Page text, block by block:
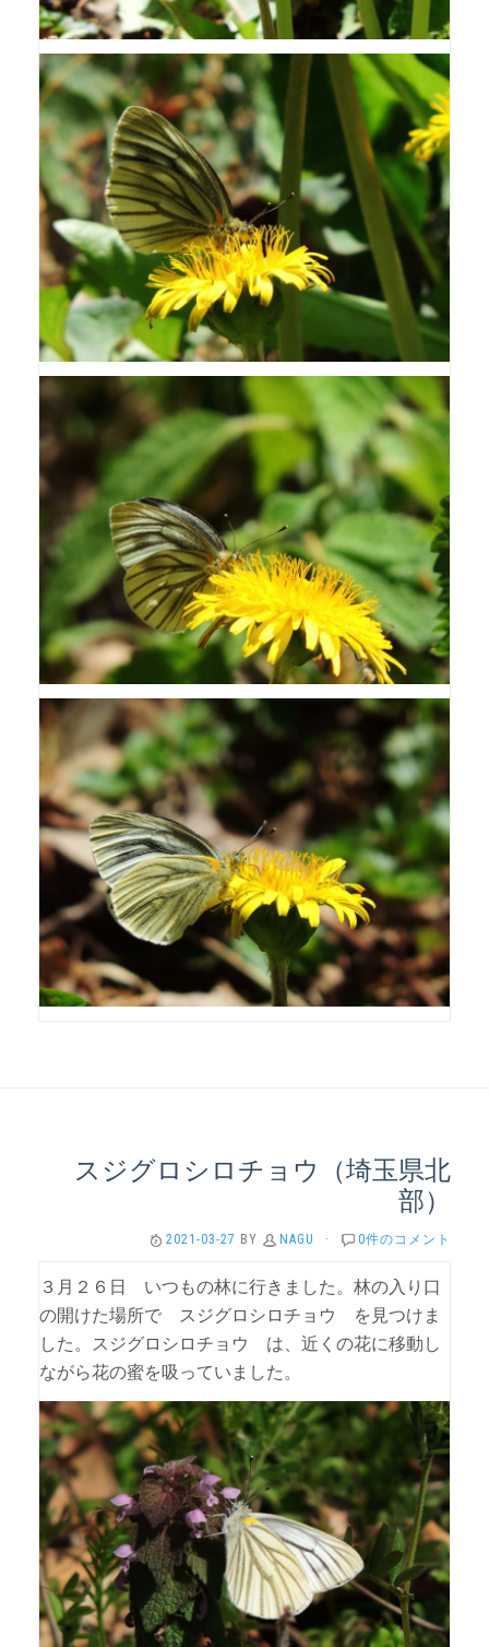
スジグロシロチョウ（埼玉県北
部）
2021-03-27 BY NAGU · 0件のコメント
３月２６日 いつもの林に行きました。林の入り口
の開けた場所で スジグロシロチョウ を見つけま
した。スジグロシロチョウ は、近くの花に移動し
ながら花の蜜を吸っていました。